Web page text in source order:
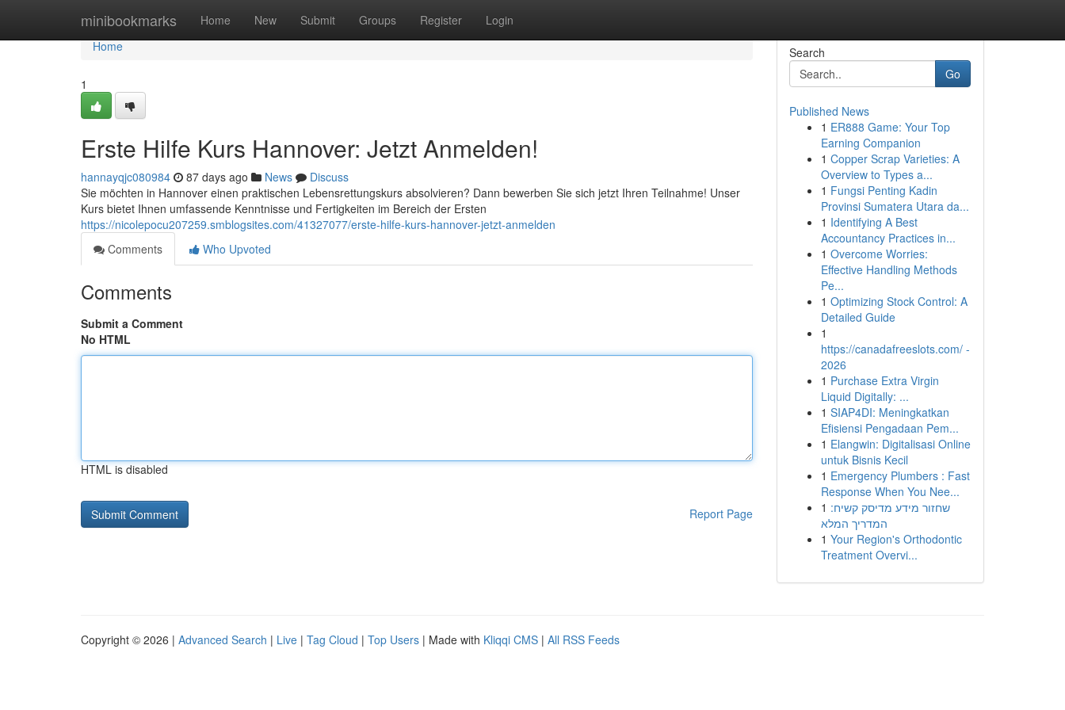
minibookmarks Home New Submit Groups Register Login
Home
Home
1
Erste Hilfe Kurs Hannover: Jetzt Anmelden!
hannayqjc080984 87 days ago News
Discuss
Sie möchten in Hannover einen praktischen Lebensrettungskurs absolvieren? Dann bewerben Sie sich jetzt Ihren Teilnahme! Unser
Kurs bietet Ihnen umfassende Kenntnisse und Fertigkeiten im Bereich der Ersten
https://nicolepocu207259.smblogsites.com/41327077/erste-hilfe-kurs-hannover-jetzt-anmelden
Comments
Who Upvoted
Comments
Submit a Comment
No HTML
HTML is disabled
Report Page
Search
Go
Published News
1 ER888 Game: Your Top
Earning Companion
1 Copper Scrap Varieties: A
Overview to Types a...
1 Fungsi Penting Kadin
Provinsi Sumatera Utara da...
1 Identifying A Best
Accountancy Practices in...
1 Overcome Worries:
Effective Handling Methods
Pe...
1 Optimizing Stock Control: A
Detailed Guide
1
https://canadafreeslots.com/ -
2026
1 Purchase Extra Virgin
Liquid Digitally: ...
1 SIAP4DI: Meningkatkan
Efisiensi Pengadaan Pem...
1 Elangwin: Digitalisasi Online
untuk Bisnis Kecil
1 Emergency Plumbers : Fast
Response When You Nee...
1 שחזור מידע מדיסק קשיח:
המדריך המלא
1 Your Region's Orthodontic
Treatment Overvi...
Copyright © 2026 | Advanced Search | Live | Tag Cloud | Top Users | Made with Kliqqi CMS | All RSS Feeds